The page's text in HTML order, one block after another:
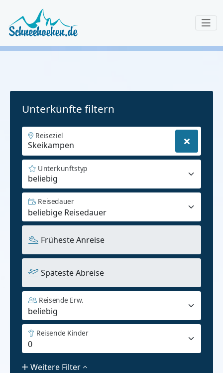
Unterkünfte filtern
Reiseziel
beliebig
Unterkunftstyp
Reisedauer
Früheste Anreise
Späteste Abreise
Reisende Erw.
Reisende Kinder
Weitere Filter